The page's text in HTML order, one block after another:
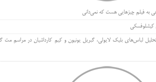
به فیلم چیزهایی هست که نمی‌دانی
کیشلوفسکی
لباس‌های بلیک لایولی، گبریل یونیون و کیم کارداشیان در مراسم مت